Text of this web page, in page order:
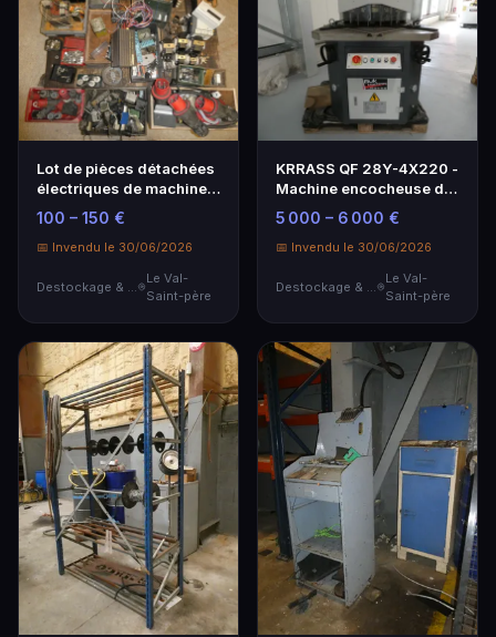
Lot de pièces détachées
électriques de machines
(occasion) d…
100 – 150 €
📅 Invendu le 30/06/2026
Destockage & Invendus
Le Val-
Saint-père
KRRASS QF 28Y-4X220 -
Machine encocheuse de
précision
5 000 – 6 000 €
📅 Invendu le 30/06/2026
Destockage & Invendus
Le Val-
Saint-père